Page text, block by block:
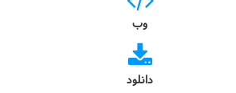
وب
دانلود